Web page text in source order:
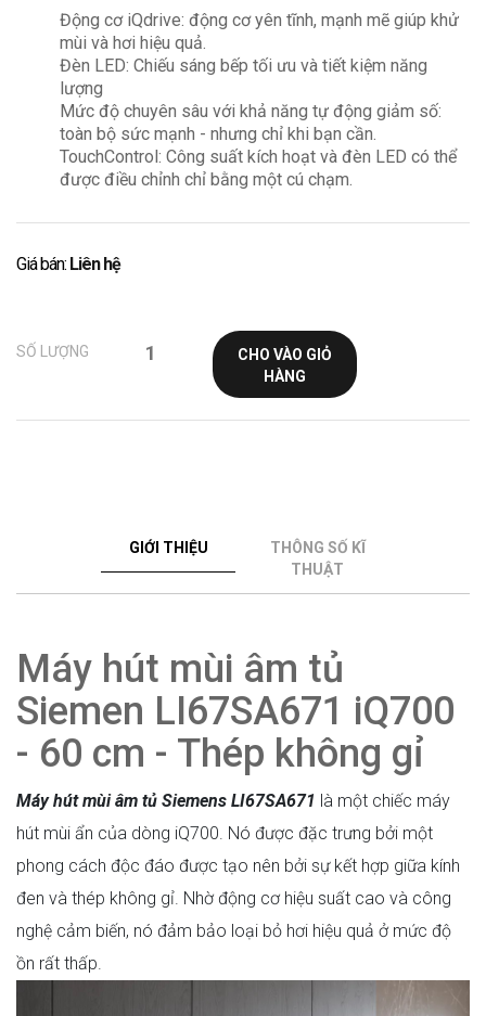
Động cơ iQdrive: động cơ yên tĩnh, mạnh mẽ giúp khử
mùi và hơi hiệu quả.
Đèn LED: Chiếu sáng bếp tối ưu và tiết kiệm năng
lượng
Mức độ chuyên sâu với khả năng tự động giảm số:
toàn bộ sức mạnh - nhưng chỉ khi bạn cần.
TouchControl: Công suất kích hoạt và đèn LED có thể
được điều chỉnh chỉ bằng một cú chạm.
Giá bán: Liên hệ
SỐ LƯỢNG
CHO VÀO GIỎ
HÀNG
GIỚI THIỆU
THÔNG SỐ KĨ
THUẬT
Máy hút mùi âm tủ
Siemen LI67SA671 iQ700
- 60 cm - Thép không gỉ
Máy hút mùi âm tủ Siemens LI67SA671 là một chiếc máy
hút mùi ẩn của dòng iQ700. Nó được đặc trưng bởi một
phong cách độc đáo được tạo nên bởi sự kết hợp giữa kính
đen và thép không gỉ. Nhờ động cơ hiệu suất cao và công
nghệ cảm biến, nó đảm bảo loại bỏ hơi hiệu quả ở mức độ
ồn rất thấp.